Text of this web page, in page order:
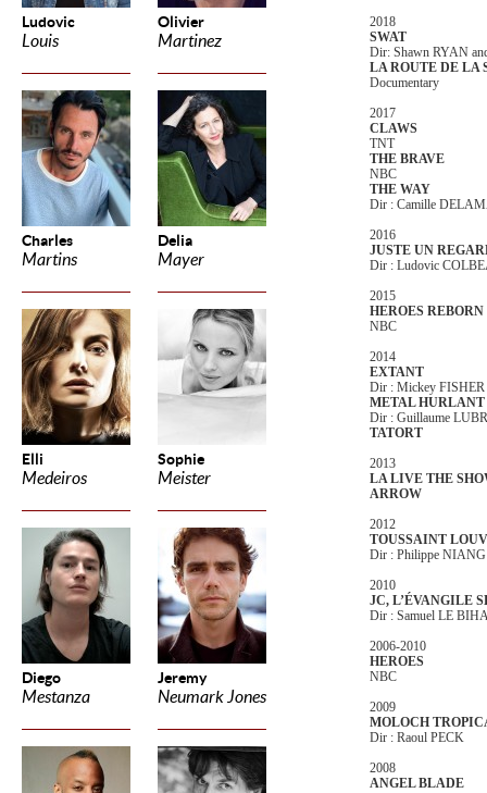
Ludovic
Louis
Olivier
Martinez
Charles
Martins
Delia
Mayer
Elli
Medeiros
Sophie
Meister
Diego
Mestanza
Jeremy
Neumark Jones
2018
SWAT
Dir: Shawn RYAN
LA ROUTE DE LA
Documentary
2017
CLAWS
TNT
THE BRAVE
NBC
THE WAY
Dir : Camille
2016
JUSTE UN
Dir : Ludovic
2015
HEROES REBORN
NBC
2014
EXTANT
Dir : Mickey FISHER
METAL
Dir : Guillaume
TATORT
2013
LA LIVE THE
ARROW
2012
TOUSSAINT
Dir : Philippe NIANG
2010
JC, L’ÉVANGILE
Dir : Samuel LE
2006-2010
HEROES
NBC
2009
MOLOCH
Dir : Raoul PECK
2008
ANGEL BLADE